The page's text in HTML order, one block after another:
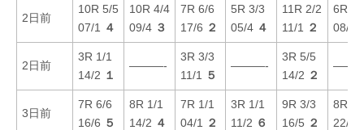
2日前
10R 5/5
07/1
４
10R 4/4
09/4 ３
7R 6/6
17/6 ２
5R 3/3
05/4 ４
11R 2/2
11/1
２
6R 4/
08/3
2日前
3R 1/1
14/2 １
———-
3R 3/3
11/1
５
———-
3R 5/5
14/2 ２
3日前
7R 6/6
16/6 ５
8R 1/1
14/2 ４
7R 1/1
04/1
２
3R 1/1
11/2 ６
9R 3/3
16/5 ２
8R 5/
22/5